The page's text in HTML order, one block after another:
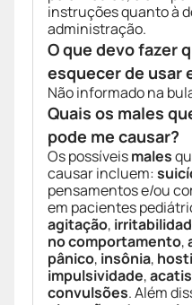
instruções quanto à
administração.
O que devo fazer
esquecer de usar
Não informado na
Quais os males
pode me causar?
Os possíveismales
causar incluem:
pensamentos e/ou
em pacientes
agitação,
no comportamento,
pânico, insônia,
impulsividade,
convulsões. Além